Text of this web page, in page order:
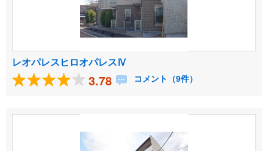
レオパレスヒロオパレスⅣ
3.78 コメント（9件）